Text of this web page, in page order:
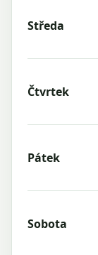
Středa
Čtvrtek
Pátek
Sobota